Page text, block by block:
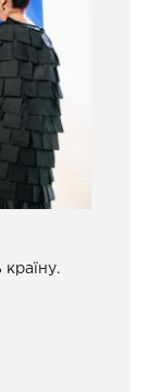
країну.